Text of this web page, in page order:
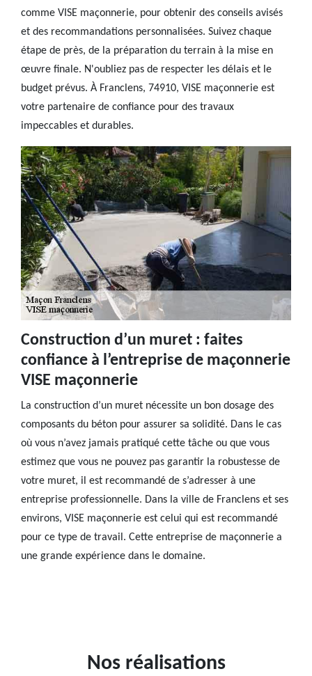
comme VISE maçonnerie, pour obtenir des conseils avisés
et des recommandations personnalisées. Suivez chaque
étape de près, de la préparation du terrain à la mise en
œuvre finale. N'oubliez pas de respecter les délais et le
budget prévus. À Franclens, 74910, VISE maçonnerie est
votre partenaire de confiance pour des travaux
impeccables et durables.
Construction d’un muret : faites
confiance à l’entreprise de maçonnerie
VISE maçonnerie
La construction d’un muret nécessite un bon dosage des
composants du béton pour assurer sa solidité. Dans le cas
où vous n’avez jamais pratiqué cette tâche ou que vous
estimez que vous ne pouvez pas garantir la robustesse de
votre muret, il est recommandé de s’adresser à une
entreprise professionnelle. Dans la ville de Franclens et ses
environs, VISE maçonnerie est celui qui est recommandé
pour ce type de travail. Cette entreprise de maçonnerie a
une grande expérience dans le domaine.
Nos réalisations